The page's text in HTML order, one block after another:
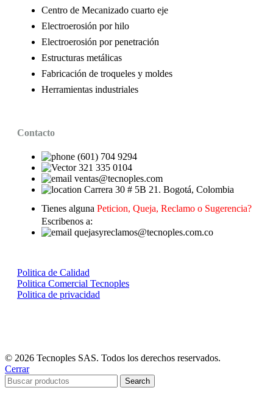
Centro de Mecanizado cuarto eje
Electroerosión por hilo
Electroerosión por penetración
Estructuras metálicas
Fabricación de troqueles y moldes
Herramientas industriales
Contacto
(601) 704 9294
321 335 0104
ventas@tecnoples.com
Carrera 30 # 5B 21. Bogotá, Colombia
Tienes alguna Peticion, Queja, Reclamo o Sugerencia?
Escribenos a:
quejasyreclamos@tecnoples.com.co
Politica de Calidad
Politica Comercial Tecnoples
Politica de privacidad
© 2026 Tecnoples SAS. Todos los derechos reservados.
Cerrar
Search